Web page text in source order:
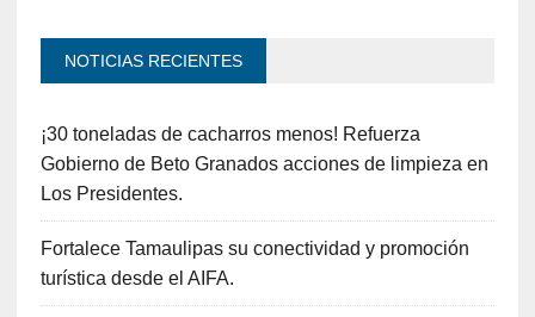
NOTICIAS RECIENTES
¡30 toneladas de cacharros menos! Refuerza
Gobierno de Beto Granados acciones de limpieza en
Los Presidentes.
Fortalece Tamaulipas su conectividad y promoción
turística desde el AIFA.